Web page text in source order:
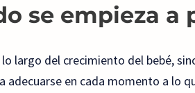
se empieza a
largo del crecimiento del bebé,
en cada momento a lo